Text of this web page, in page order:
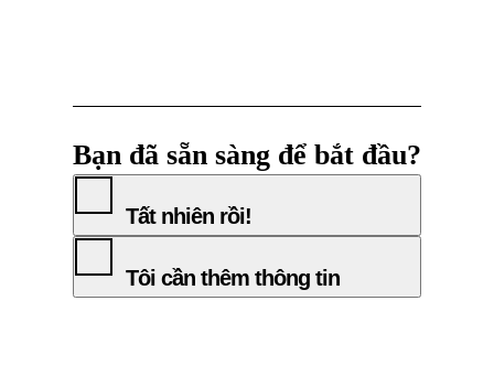
Bạn đã sẵn sàng để bắt đầu?
Tất nhiên rồi!
Tôi cần thêm thông tin